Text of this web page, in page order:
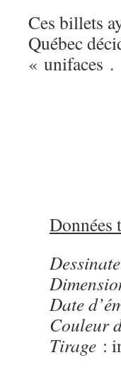
Ces billets
Québec
« unifaces .
Données
Date
Couleur
Tirage :